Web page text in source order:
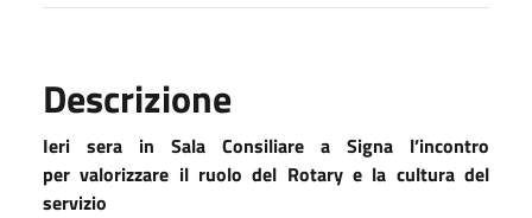
Descrizione
Ieri sera in Sala Consiliare a Signa l’incontro
per valorizzare il ruolo del Rotary e la cultura del
servizio